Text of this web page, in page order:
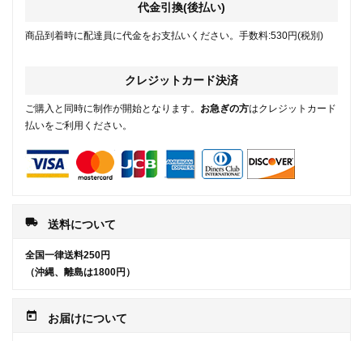
代金引換(後払い)
商品到着時に配達員に代金をお支払いください。手数料:530円(税別)
クレジットカード決済
ご購入と同時に制作が開始となります。 お急ぎの方はクレジットカード
払いをご利用ください。
local_shipping 送料について
全国一律送料250円
（沖縄、離島は1800円）
today お届けについて